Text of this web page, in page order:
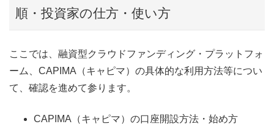
順・投資家の仕方・使い方
ここでは、融資型クラウドファンディング・プラットフォ
ーム、CAPIMA（キャピマ）の具体的な利用方法等につい
て、確認を進めて参ります。
CAPIMA（キャピマ）の口座開設方法・始め方